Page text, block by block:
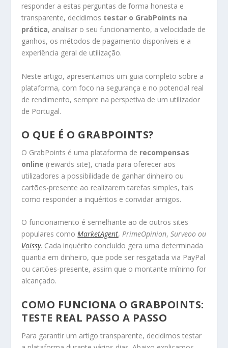
responder a estas perguntas de forma honesta e
transparente, decidimos testar o GrabPoints na
prática, analisar o seu funcionamento, a velocidade de
ganhos, os métodos de pagamento disponíveis e a
experiência geral de utilização.
Neste artigo, apresentamos um guia completo sobre a
plataforma, com foco na segurança e no potencial real
de rendimento, sempre na perspetiva de um utilizador
de Portugal.
O QUE É O GRABPOINTS?
O GrabPoints é uma plataforma de recompensas
online (rewards site), criada para oferecer aos
utilizadores a possibilidade de ganhar dinheiro ou
cartões-presente ao realizarem tarefas simples, tais
como responder a inquéritos e convidar amigos.
O funcionamento é semelhante ao de outros sites
populares comoMarketAgent,PrimeOpinion,Surveoo ou
Voissy. Cada inquérito concluído gera uma determinada
quantia em dinheiro, que pode ser resgatada via PayPal
ou cartões-presente, assim que o montante mínimo for
alcançado.
COMO FUNCIONA O GRABPOINTS:
TESTE REAL PASSO A PASSO
Para garantir um artigo transparente, decidimos testar